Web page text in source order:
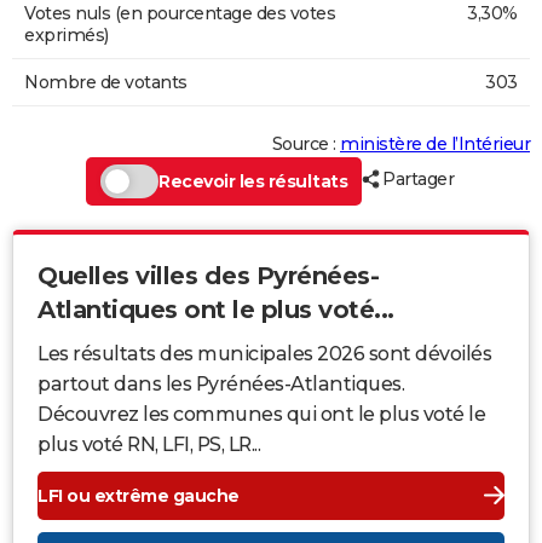
Votes nuls (en pourcentage des votes
exprimés)
3,30%
Nombre de votants 303
Source : ministère de l’Intérieur
Recevoir les résultats
Partager
Quelles villes des Pyrénées-
Atlantiques ont le plus voté...
Les résultats des municipales 2026 sont dévoilés
partout dans les Pyrénées-Atlantiques.
Découvrez les communes qui ont le plus voté le
plus voté RN, LFI, PS, LR...
LFI ou extrême gauche